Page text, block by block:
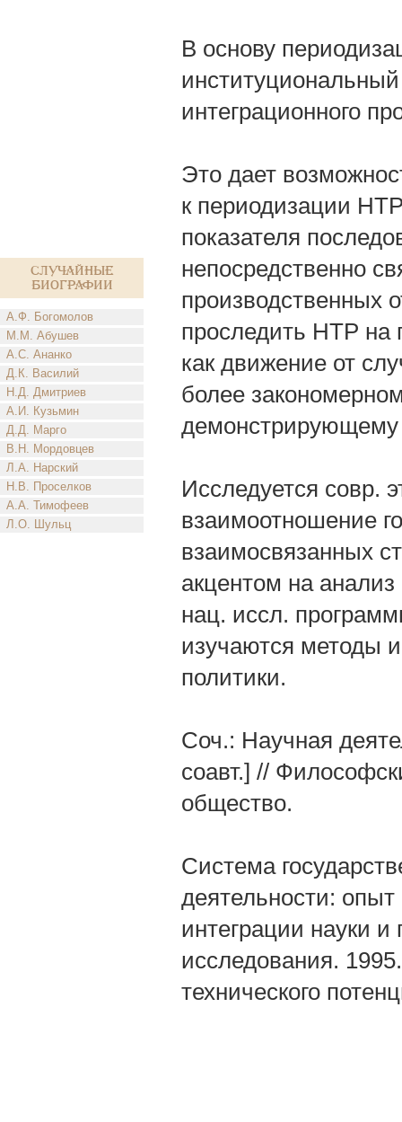
Случайные
биографии
А.Ф. Богомолов
М.М. Абушев
А.С. Ананко
Д.К. Василий
Н.Д. Дмитриев
А.И. Кузьмин
Д.Д. Марго
В.Н. Мордовцев
Л.А. Нарский
Н.В. Проселков
А.А. Тимофеев
Л.О. Шульц
В основу
интеграционного
Это дает
к периодизации
показателя
непосредственно
производственных
проследить НТР на
как движение от
более
демонстрирующему
Исследуется совр.
взаимоотношение
взаимосвязанных
акцентом на
нац. иссл.
изучаются методы
политики.
Соч.: Научная
соавт.] //
общество.
Система
деятельности:
интеграции науки
исследования.
технического